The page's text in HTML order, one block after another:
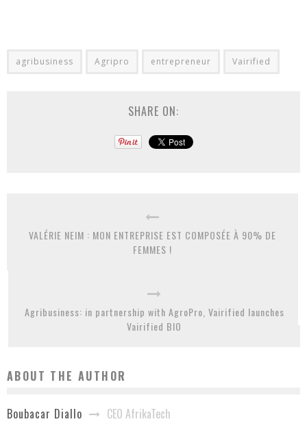
agribusiness Agripro entrepreneur Vairified
SHARE ON:
VALÉRIE NEIM : MON ENTREPRISE EST COMPOSÉE À 90% DE
FEMMES !
Agribusiness: in partnership with AgroPro, Vairified launches
Vairified BIO
ABOUT THE AUTHOR
Boubacar Diallo CEO AfrikaTech